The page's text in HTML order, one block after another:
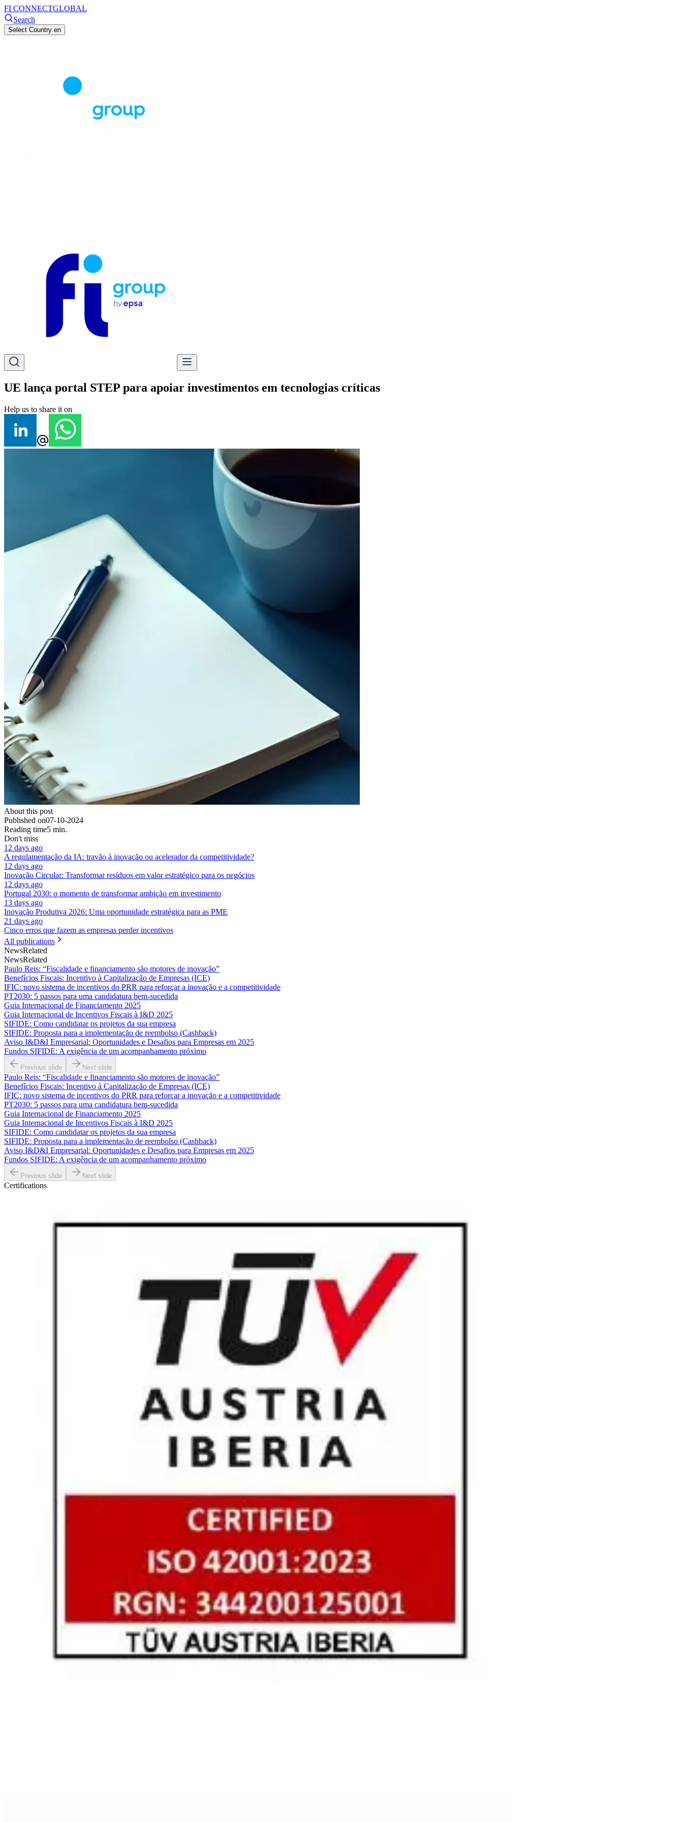
FI CONNECTGLOBAL
Search
Select Country en
UE lança portal STEP para apoiar investimentos em tecnologias críticas
Help us to share it on
About this post
Published on07-10-2024
Reading time5 min.
Don't miss
12 days ago
A regulamentação da IA: travão à inovação ou acelerador da competitividade?
12 days ago
Inovação Circular: Transformar resíduos em valor estratégico para os negócios
12 days ago
Portugal 2030: o momento de transformar ambição em investimento
13 days ago
Inovação Produtiva 2026: Uma oportunidade estratégica para as PME
21 days ago
Cinco erros que fazem as empresas perder incentivos
All publications
NewsRelated
NewsRelated
Paulo Reis: “Fiscalidade e financiamento são motores de inovação”
Benefícios Fiscais: Incentivo à Capitalização de Empresas (ICE)
IFIC: novo sistema de incentivos do PRR para reforçar a inovação e a competitividade
PT2030: 5 passos para uma candidatura bem-sucedida
Guia Internacional de Financiamento 2025
Guia Internacional de Incentivos Fiscais à I&D 2025
SIFIDE: Como candidatar os projetos da sua empresa
SIFIDE: Proposta para a implementação de reembolso (Cashback)
Aviso I&D&I Empresarial: Oportunidades e Desafios para Empresas em 2025
Fundos SIFIDE: A exigência de um acompanhamento próximo
Previous slide Next slide
Paulo Reis: “Fiscalidade e financiamento são motores de inovação”
Benefícios Fiscais: Incentivo à Capitalização de Empresas (ICE)
IFIC: novo sistema de incentivos do PRR para reforçar a inovação e a competitividade
PT2030: 5 passos para uma candidatura bem-sucedida
Guia Internacional de Financiamento 2025
Guia Internacional de Incentivos Fiscais à I&D 2025
SIFIDE: Como candidatar os projetos da sua empresa
SIFIDE: Proposta para a implementação de reembolso (Cashback)
Aviso I&D&I Empresarial: Oportunidades e Desafios para Empresas em 2025
Fundos SIFIDE: A exigência de um acompanhamento próximo
Previous slide Next slide
Certifications